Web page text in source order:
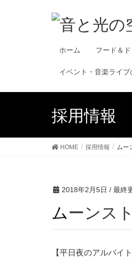
ホーム フード＆
イベント・音楽ライ
採用情報
HOME 採用情報 ムー
2018年2月5日 / 最終
ムーン
【平日夜のアルバイ